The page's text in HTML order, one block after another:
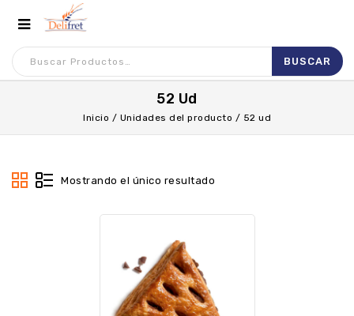
52 Ud
Inicio / Unidades del producto / 52 ud
Mostrando el único resultado